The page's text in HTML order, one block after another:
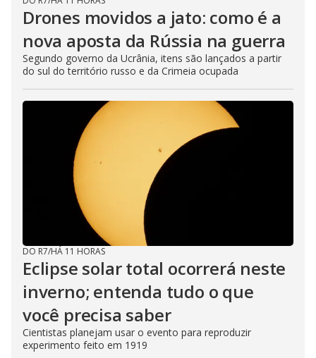
Drones movidos a jato: como é a
nova aposta da Rússia na guerra
Segundo governo da Ucrânia, itens são lançados a partir
do sul do território russo e da Crimeia ocupada
DO R7/HÁ 11 HORAS
Eclipse solar total ocorrerá neste
inverno; entenda tudo o que
você precisa saber
Cientistas planejam usar o evento para reproduzir
experimento feito em 1919